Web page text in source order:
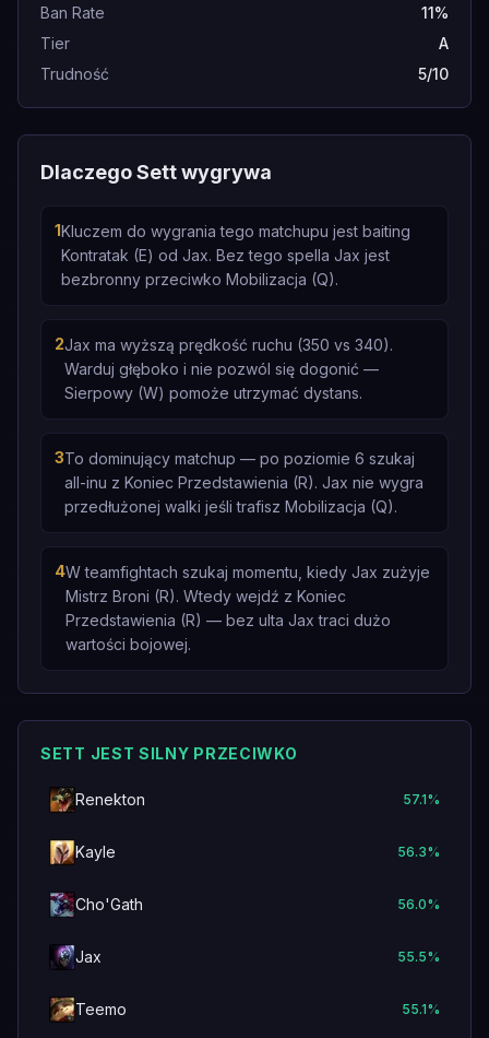
Ban Rate
11%
Tier
A
Trudność
5/10
Dlaczego Sett wygrywa
1Kluczem do wygrania tego matchupu jest baiting
Kontratak (E) od Jax. Bez tego spella Jax jest
bezbronny przeciwko Mobilizacja (Q).
2Jax ma wyższą prędkość ruchu (350 vs 340).
Warduj głęboko i nie pozwól się dogonić —
Sierpowy (W) pomoże utrzymać dystans.
3To dominujący matchup — po poziomie 6 szukaj
all-inu z Koniec Przedstawienia (R). Jax nie wygra
przedłużonej walki jeśli trafisz Mobilizacja (Q).
4W teamfightach szukaj momentu, kiedy Jax zużyje
Mistrz Broni (R). Wtedy wejdź z Koniec
Przedstawienia (R) — bez ulta Jax traci dużo
wartości bojowej.
SETT JEST SILNY PRZECIWKO
Renekton 57.1%
Kayle 56.3%
Cho'Gath 56.0%
Jax 55.5%
Teemo 55.1%